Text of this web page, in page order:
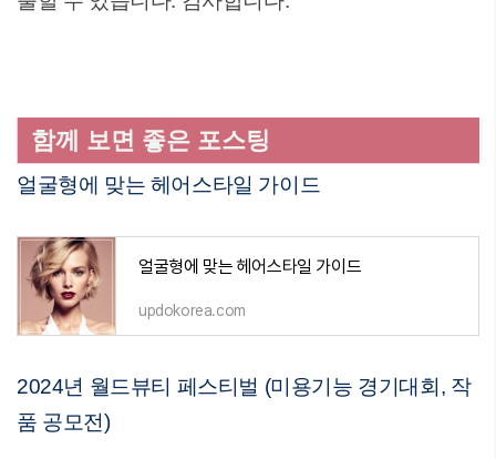
함께 보면 좋은 포스팅
얼굴형에 맞는 헤어스타일 가이드
얼굴형에 맞는 헤어스타일 가이드
updokorea.com
2024년 월드뷰티 페스티벌 (미용기능 경기대회, 작
품 공모전)